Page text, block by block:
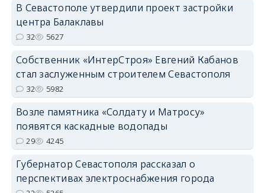
В Севастополе утвердили проект застройки
центра Балаклавы
32 5627
Собственник «ИнтерСтроя» Евгений Кабанов
стал заслуженным строителем Севастополя
32 5982
Возле памятника «Солдату и Матросу»
появятся каскадные водопады
29 4245
Губернатор Севастополя рассказал о
перспективах электроснабжения города